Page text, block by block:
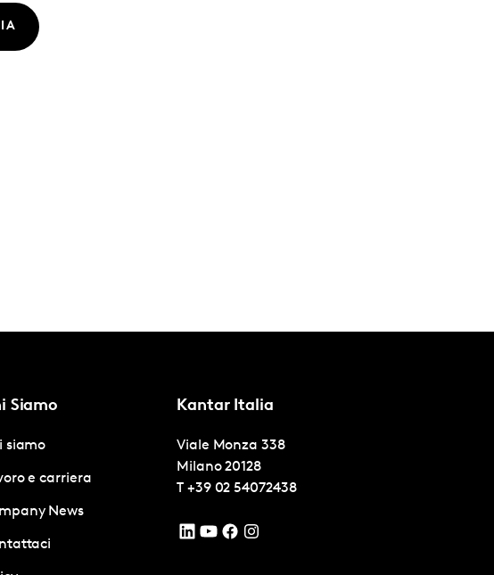
Siamo
siamo
e carriera
News
Kantar Italia
Viale Monza 338
Milano 20128
T +39 02 54072438